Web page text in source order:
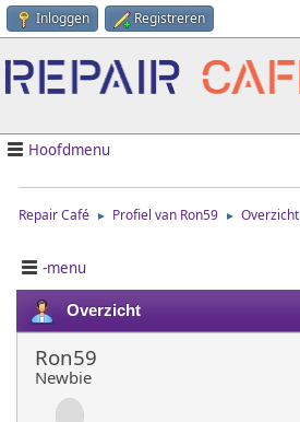
Inloggen Registreren
Hoofdmenu
Repair Café ► Profiel van Ron59 ► Overzicht
-menu
Overzicht
Ron59
Newbie